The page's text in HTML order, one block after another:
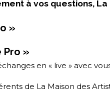
à vos questions,
»
Pro »
en « live » avec
de La Maison des